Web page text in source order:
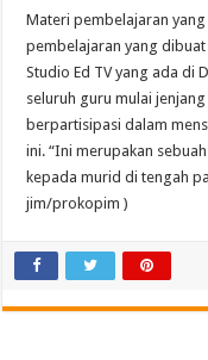
Materi pembelajaran
pembelajaran yang
Studio Ed TV yang ada di
seluruh guru mulai jenjang
berpartisipasi dalam
ini. “Ini merupakan
kepada murid di tengah
jim/prokopim )